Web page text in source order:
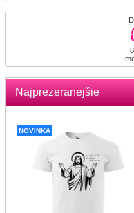
Najprezeranejšie
NOVINKA